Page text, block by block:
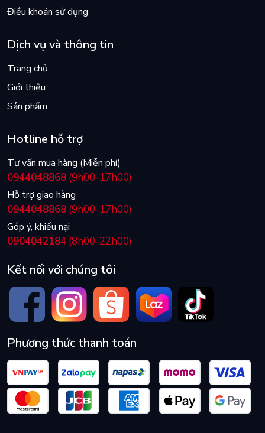
Điều khoản sử dụng
Dịch vụ và thông tin
Trang chủ
Giới thiệu
Sản phẩm
Hotline hỗ trợ
Tư vấn mua hàng (Miễn phí)
0944048868 (9h00-17h00)
Hỗ trợ giao hàng
0944048868 (9h00-17h00)
Góp ý, khiếu nại
0904042184 (8h00-22h00)
Kết nối với chúng tôi
Phương thức thanh toán